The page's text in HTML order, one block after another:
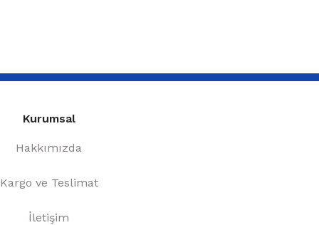
Kurumsal
Hakkımızda
Kargo ve Teslimat
İletişim